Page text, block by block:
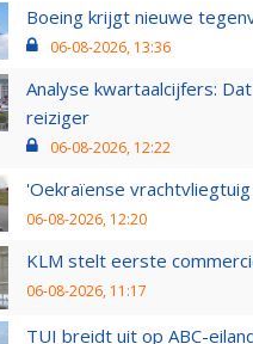
Boeing krijgt nieuwe
06-08-2026, 13:36
Analyse kwartaalcijfers:
reiziger
06-08-2026, 12:22
'Oekraïense
06-08-2026, 12:20
KLM stelt eerste
06-08-2026, 11:17
TUI breidt uit op ABC-